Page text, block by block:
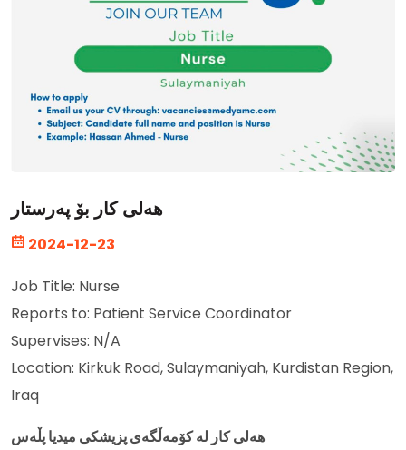
هەلی کار بۆ پەرستار
2024-12-23
Job Title: Nurse
Reports to: Patient Service Coordinator
Supervises: N/A
Location: Kirkuk Road, Sulaymaniyah, Kurdistan Region,
Iraq
هەلی کار لە کۆمەڵگەی پزیشکی میدیا پڵەس